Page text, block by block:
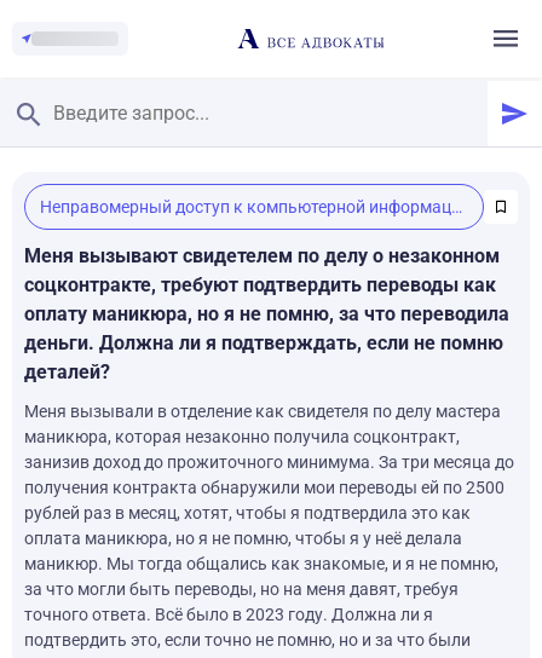
Главная
/
Смотреть заданные вопросы
/
Задать вопрос
Неправомерный доступ к компьютерной информации
Меня вызывают свидетелем по делу о незаконном
соцконтракте, требуют подтвердить переводы как
оплату маникюра, но я не помню, за что переводила
деньги. Должна ли я подтверждать, если не помню
деталей?
Меня вызывали в отделение как свидетеля по делу мастера
маникюра, которая незаконно получила соцконтракт,
занизив доход до прожиточного минимума. За три месяца до
получения контракта обнаружили мои переводы ей по 2500
рублей раз в месяц, хотят, чтобы я подтвердила это как
оплата маникюра, но я не помню, чтобы я у неё делала
маникюр. Мы тогда общались как знакомые, и я не помню,
за что могли быть переводы, но на меня давят, требуя
точного ответа. Всё было в 2023 году. Должна ли я
подтвердить это, если точно не помню, но и за что были